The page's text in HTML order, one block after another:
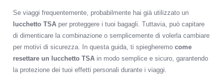
Se viaggi frequentemente, probabilmente hai già utilizzato un
lucchetto TSAper proteggere i tuoi bagagli. Tuttavia, può capitare
di dimenticare la combinazione o semplicemente di volerla cambiare
per motivi di sicurezza. In questa guida, ti spiegheremo come
resettare un lucchetto TSAin modo semplice e sicuro, garantendo
la protezione dei tuoi effetti personali durante i viaggi.